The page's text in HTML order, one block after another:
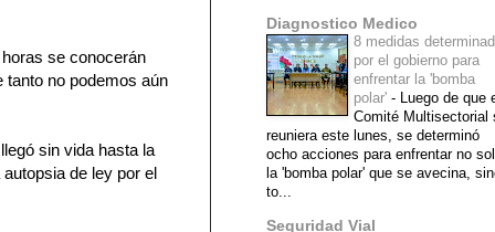
se conocerán
no podemos aún
sin vida hasta la
de ley por el
Diagnostico Medico
8 medidas
por el gobierno para
enfrentar la 'bomba
polar' - Luego de que
Comité Multisectorial
reuniera este lunes, se determinó
ocho acciones para enfrentar no
la 'bomba polar' que se avecina,
to...
Seguridad Vial